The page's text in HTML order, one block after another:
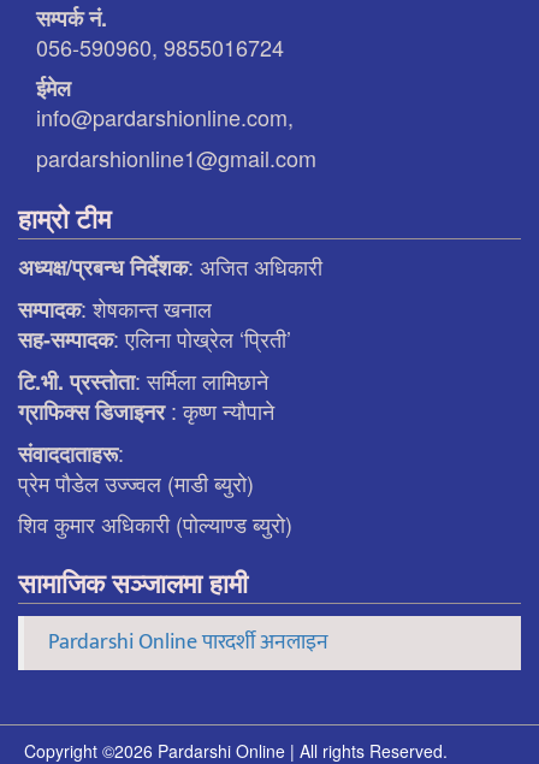
सम्पर्क नं.
056-590960, 9855016724
ईमेल
info@pardarshionline.com,
pardarshionline1@gmail.com
हाम्रो टीम
अध्यक्ष/प्रबन्ध निर्देशक: अजित अधिकारी
सम्पादक: शेषकान्त खनाल
सह-सम्पादक: एलिना पाेख्रेल ‘प्रिती’
टि.भी. प्रस्ताेता: सर्मिला लामिछाने
ग्राफिक्स डिजाइनर: कृष्ण न्याैपाने
संवाददाताहरू:
प्रेम पौडेल उज्ज्वल (माडी ब्युरो)
शिव कुमार अधिकारी (पोल्याण्ड ब्युरो)
सामाजिक सञ्जालमा हामी
Pardarshi Online पारदर्शी अनलाइन
Copyright ©2026 Pardarshi Online | All rights Reserved.